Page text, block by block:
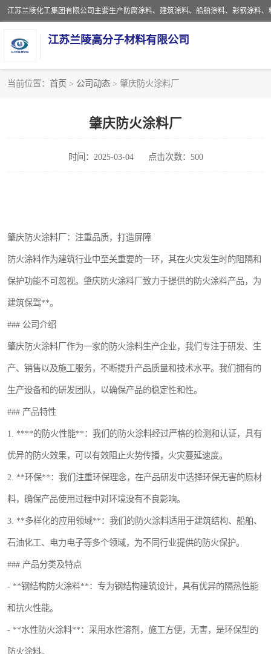
江苏兰陵高分子材料有限公司
当前位置： 首页 > 公司动态 > 肇庆防火涂料厂
肇庆防火涂料厂
时间：2025-03-04 点击次数：500
肇庆防火涂料厂：注重品质，打造屏障
防火涂料作为建筑行业中至关重要的一环，其在火灾发生时的阻隔和
保护功能不可忽视。肇庆防火涂料厂致力于提供的防火涂料产品，为
建筑保驾**。
### 公司介绍
肇庆防火涂料厂作为一家的防火涂料生产企业，我们专注于研发、生
产、销售以及施工服务，不断提升产品质量和技术水平。我们拥有的
生产设备和的研发团队，以确保产品的稳定性和性。
### 产品特性
1. ****的防火性能**：我们的防火涂料经过严格的检测和认证，具有
优异的防火效果，可以有效阻止火势传播，火灾蔓延速度。
2. **环保**：我们注重环保理念，在产品研发中选择环保无害的原材
料，确保产品使用过程中对环境没有不良影响。
3. **多样化的应用领域**：我们的防火涂料适用于建筑结构、船舶、
石油化工、电力电子等多个领域，为不同行业提供的防火保护。
### 产品分类及特点
- **钢结构防火涂料**：专为钢结构建筑设计，具有优异的隔热性能
和抗火性能。
- **水性防火涂料**：采用水性溶剂，施工方便，无害，是环保型的
防火涂料。
建筑涂料